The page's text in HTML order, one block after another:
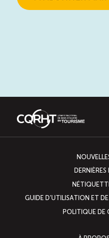
GUIDE D’UTILISATION ET
POLITIQUE DE